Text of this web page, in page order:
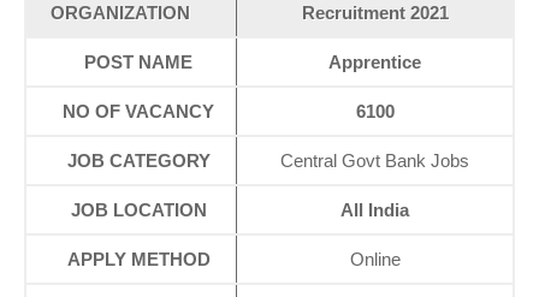
ORGANIZATION
Recruitment 2021
POST NAME Apprentice
NO OF VACANCY 6100
JOB CATEGORY Central Govt Bank Jobs
JOB LOCATION All India
APPLY METHOD Online